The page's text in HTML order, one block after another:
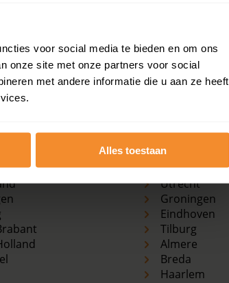
voor social media te bieden en om ons
onze site met onze partners voor social
met andere informatie die u aan ze heeft
Alles toestaanDen Haag
Rotterdam
Utrecht
Groningen
Eindhoven
Tilburg
Almere
Breda
Haarlem